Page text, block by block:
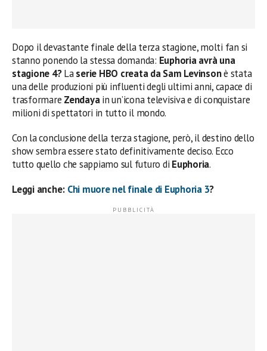
Dopo il devastante finale della terza stagione, molti fan si
stanno ponendo la stessa domanda: Euphoria avrà una
stagione 4?Laserie HBO creata da Sam Levinsonè stata
una delle produzioni più influenti degli ultimi anni, capace di
trasformare Zendayain un’icona televisiva e di conquistare
milioni di spettatori in tutto il mondo.
Con la conclusione della terza stagione, però, il destino dello
show sembra essere stato definitivamente deciso. Ecco
tutto quello che sappiamo sul futuro di Euphoria.
Leggi anche: Chi muore nel finale di Euphoria 3?